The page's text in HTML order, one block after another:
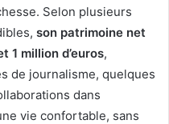
Selon plusieurs
son patrimoine net
1 million d’euros,
de journalisme, quelques
dans
vie confortable, sans